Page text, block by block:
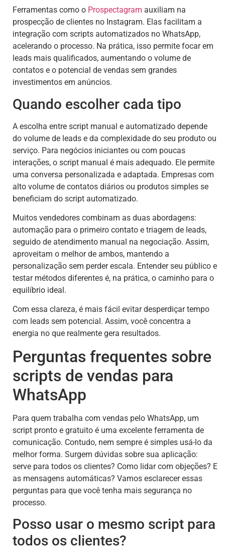
Ferramentas como o Prospectagram auxiliam na
prospecção de clientes no Instagram. Elas facilitam a
integração com scripts automatizados no WhatsApp,
acelerando o processo. Na prática, isso permite focar em
leads mais qualificados, aumentando o volume de
contatos e o potencial de vendas sem grandes
investimentos em anúncios.
Quando escolher cada tipo
A escolha entre script manual e automatizado depende
do volume de leads e da complexidade do seu produto ou
serviço. Para negócios iniciantes ou com poucas
interações, o script manual é mais adequado. Ele permite
uma conversa personalizada e adaptada. Empresas com
alto volume de contatos diários ou produtos simples se
beneficiam do script automatizado.
Muitos vendedores combinam as duas abordagens:
automação para o primeiro contato e triagem de leads,
seguido de atendimento manual na negociação. Assim,
aproveitam o melhor de ambos, mantendo a
personalização sem perder escala. Entender seu público e
testar métodos diferentes é, na prática, o caminho para o
equilíbrio ideal.
Com essa clareza, é mais fácil evitar desperdiçar tempo
com leads sem potencial. Assim, você concentra a
energia no que realmente gera resultados.
Perguntas frequentes sobre
scripts de vendas para
WhatsApp
Para quem trabalha com vendas pelo WhatsApp, um
script pronto e gratuito é uma excelente ferramenta de
comunicação. Contudo, nem sempre é simples usá-lo da
melhor forma. Surgem dúvidas sobre sua aplicação:
serve para todos os clientes? Como lidar com objeções? E
as mensagens automáticas? Vamos esclarecer essas
perguntas para que você tenha mais segurança no
processo.
Posso usar o mesmo script para
todos os clientes?